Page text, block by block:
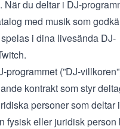
När du deltar i DJ-
med musik som
i dina livesända DJ-
programmet (”DJ-
kontrakt som styr
personer som deltar
fysisk eller juridisk person